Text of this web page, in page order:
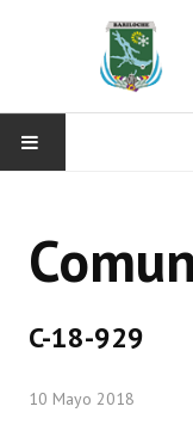
CONCEJO
Comisiones
C-18-929
10 Mayo 2018